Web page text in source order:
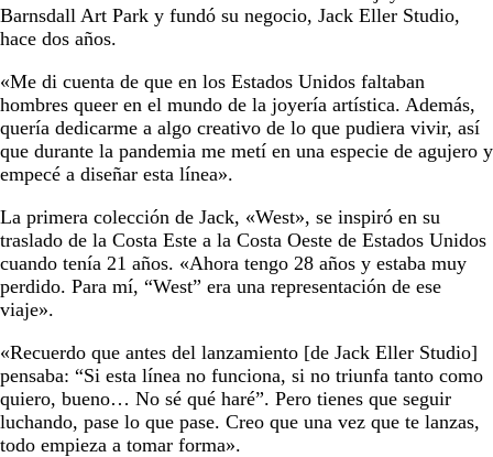
Barnsdall Art Park y fundó su negocio, Jack Eller Studio,
hace dos años.
«Me di cuenta de que en los Estados Unidos faltaban
hombres queer en el mundo de la joyería artística. Además,
quería dedicarme a algo creativo de lo que pudiera vivir, así
que durante la pandemia me metí en una especie de agujero y
empecé a diseñar esta línea».
La primera colección de Jack, «West», se inspiró en su
traslado de la Costa Este a la Costa Oeste de Estados Unidos
cuando tenía 21 años. «Ahora tengo 28 años y estaba muy
perdido. Para mí, “West” era una representación de ese
viaje».
«Recuerdo que antes del lanzamiento [de Jack Eller Studio]
pensaba: “Si esta línea no funciona, si no triunfa tanto como
quiero, bueno… No sé qué haré”. Pero tienes que seguir
luchando, pase lo que pase. Creo que una vez que te lanzas,
todo empieza a tomar forma».